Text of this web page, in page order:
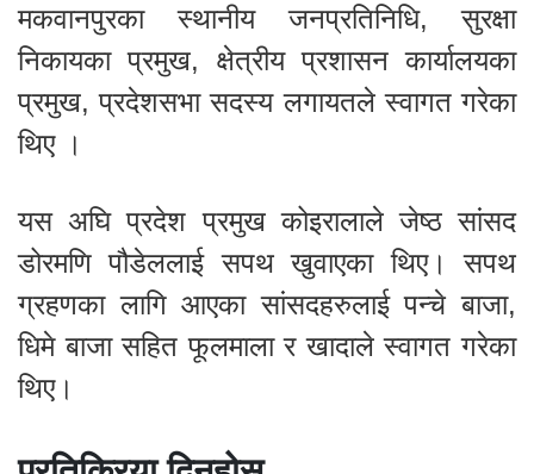
मकवानपुरका स्थानीय जनप्रतिनिधि, सुरक्षा
निकायका प्रमुख, क्षेत्रीय प्रशासन कार्यालयका
प्रमुख, प्रदेशसभा सदस्य लगायतले स्वागत गरेका
थिए ।
यस अघि प्रदेश प्रमुख कोइरालाले जेष्ठ सांसद
डोरमणि पौडेललाई सपथ खुवाएका थिए। सपथ
ग्रहणका लागि आएका सांसदहरुलाई पन्चे बाजा,
धिमे बाजा सहित फूलमाला र खादाले स्वागत गरेका
थिए।